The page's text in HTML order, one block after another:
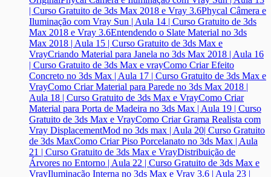
| Curso Gratuito de 3ds Max 2018 e Vray 3.6Phycal Câmera e
Iluminação com Vray Sun | Aula 14 | Curso Gratuito de 3ds
Max 2018 e Vray 3.6Entendendo o Slate Material no 3ds
Max 2018 | Aula 15 | Curso Gratuito de 3ds Max e
VrayCriando Material para Janela no 3ds Max 2018 | Aula 16
| Curso Gratuito de 3ds Max e vrayComo Criar Efeito
Concreto no 3ds Max | Aula 17 | Curso Gratuito de 3ds Max e
VrayComo Criar Material para Parede no 3ds Max 2018 |
Aula 18 | Curso Gratuito de 3ds Max e VrayComo Criar
Material para Porta de Madeira no 3ds Max | Aula 19 | Curso
Gratuito de 3ds Max e VrayComo Criar Grama Realista com
Vray DisplacementMod no 3ds max | Aula 20| Curso Gratuito
de 3ds MaxComo Criar Piso Porcelanato no 3ds Max | Aula
21 | Curso Gratuito de 3ds Max e VrayDistribuição de
Árvores no Entorno | Aula 22 | Curso Gratuito de 3ds Max e
VrayIluminação Interna no 3ds Max e Vray 3.6 | Aula 23 |